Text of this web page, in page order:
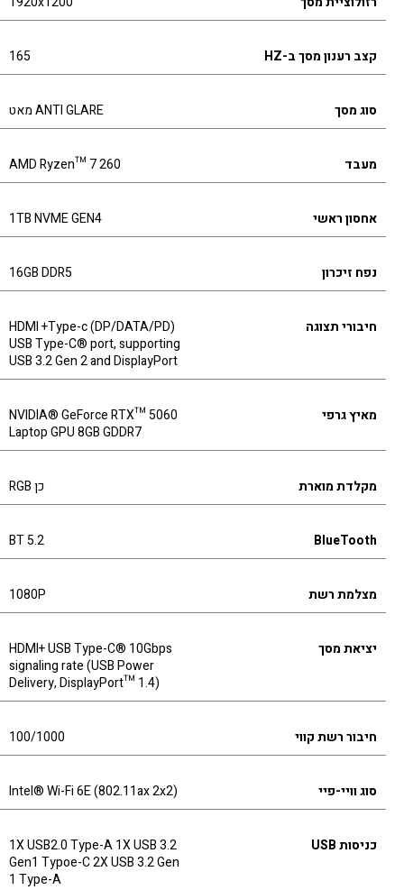
קצב רענון מסך ב-HZ 165
סוג מסך ANTI GLARE מאט
מעבד AMD Ryzen™ 7 260
אחסון ראשי 1TB NVME GEN4
נפח זיכרון 16GB DDR5
חיבורי תצוגה
HDMI +Type-c (DP/DATA/PD)
USB Type-C® port, supporting
USB 3.2 Gen 2 and DisplayPort
מאיץ גרפי
NVIDIA® GeForce RTX™ 5060
Laptop GPU 8GB GDDR7
מקלדת מוארת כן RGB
BlueTooth
BT 5.2
מצלמת רשת 1080P
יציאת מסך
HDMI+ USB Type-C® 10Gbps
signaling rate (USB Power
Delivery, DisplayPort™ 1.4)
חיבור רשת קווי 100/1000
סוג וויי-פיי Intel® Wi-Fi 6E (802.11ax 2x2)
כניסות USB
1X USB2.0 Type-A 1X USB 3.2
Gen1 Typoe-C 2X USB 3.2 Gen
1 Type-A